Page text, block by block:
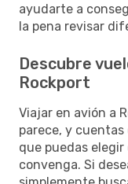
ayudarte a
la pena revisar
Descubre
Rockport
Viajar en avión a
parece, y
que puedas
convenga. Si